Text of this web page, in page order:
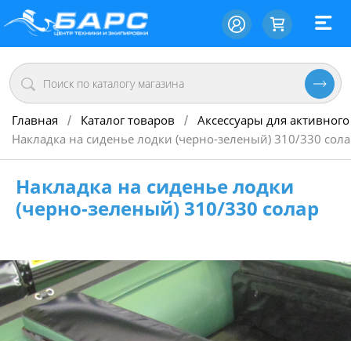
Главная / Каталог товаров / Аксессуары для
Накладка на сиденье лодки (черно-зеленый) 310/330
Накладка на сиденье лодки
(черно-зеленый) 310/330 солар